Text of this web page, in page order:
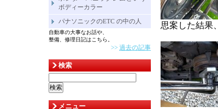
思案した結果
ボディーカラー
パナソニックのETC の中の人
自動車の大事なお話や、
整備、修理日記はこちら。
>> 過去の記事
検索
索:
メニュー